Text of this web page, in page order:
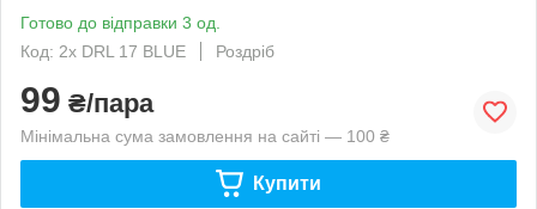
Готово до відправки 3 од.
Код: 2x DRL 17 BLUE
Роздріб
99 ₴/пара
Мінімальна сума замовлення на сайті — 100 ₴
Купити